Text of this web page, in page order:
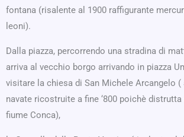
fontana (risalente al 1900 raffigurante
leoni).
Dalla piazza, percorrendo una stradina di
arriva al vecchio borgo arrivando in piazza
visitare la chiesa di San Michele Arcangelo (
navate ricostruite a fine ‘800 poichè distrutta
fiume Conca),